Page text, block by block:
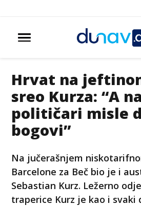
Hrvat na
sreo Kurza: “A
političari misle
bogovi”
Na jučerašnjem
Barcelone za Beč bio je i
Sebastian Kurz. Ležerno
traperice Kurz je kao i svaki